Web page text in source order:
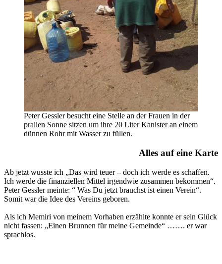
Peter Gessler besucht eine Stelle an der Frauen in der
prallen Sonne sitzen um ihre 20 Liter Kanister an einem
dünnen Rohr mit Wasser zu füllen.
Alles auf eine Karte
Ab jetzt wusste ich „Das wird teuer – doch ich werde es schaffen.
Ich werde die finanziellen Mittel irgendwie zusammen bekommen“.
Peter Gessler meinte: “ Was Du jetzt brauchst ist einen Verein“.
Somit war die Idee des Vereins geboren.
Als ich Memiri von meinem Vorhaben erzählte konnte er sein Glück
nicht fassen: „Einen Brunnen für meine Gemeinde“ ……. er war
sprachlos.